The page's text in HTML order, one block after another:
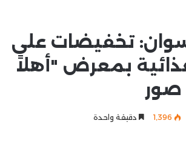
تخفيضات على
بمعرض "أهلاً
صور
1٬396 دقيقة واحدة